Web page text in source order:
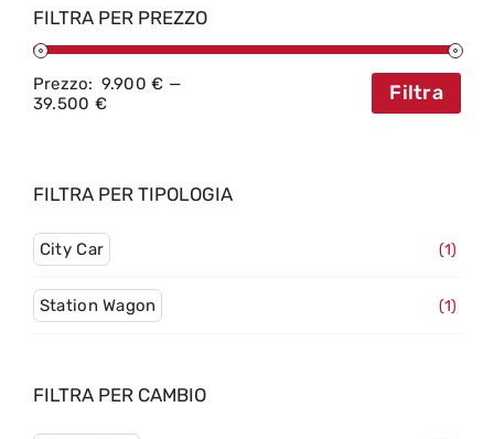
FILTRA PER PREZZO
Prezzo
Prezzo
Filtra
Prezzo: 9.900 € —
39.500 €
FILTRA PER TIPOLOGIA
City Car (1)
Station Wagon (1)
FILTRA PER CAMBIO